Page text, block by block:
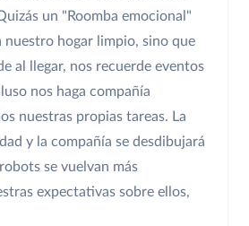
un "Roomba emocional"
nuestro hogar limpio, sino que
al llegar, nos recuerde eventos
nos haga compañía
nuestras propias tareas. La
y la compañía se desdibujará
se vuelvan más
expectativas sobre ellos,